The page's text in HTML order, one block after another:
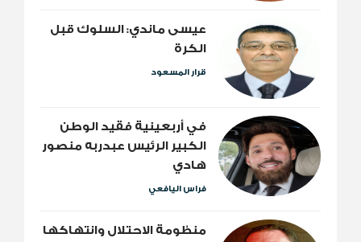
عيسى ماندي: السلوك قبل
الكرة
قرار المسعود
​في أربعينية فقيد الوطن
الكبير الرئيس عبدربه منصور
هادي
فراس اليافعي
منظومة الاحتلال وانتهاكها